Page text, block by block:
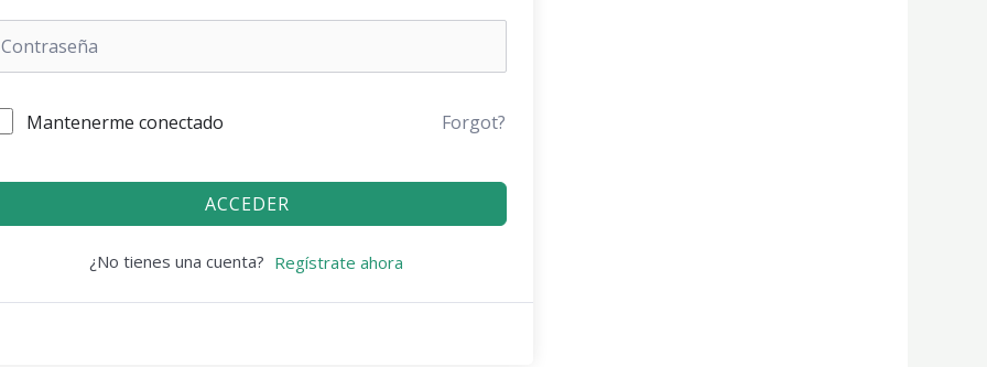
Mantenerme conectado Forgot?
ACCEDER
¿No tienes una cuenta? Regístrate ahora